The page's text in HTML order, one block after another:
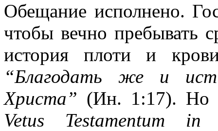
Обещание исполнено.
чтобы вечно пребывать
история плоти и
“Благодать же и
Христа” (Ин. 1:17). Но
Vetus Testamentum